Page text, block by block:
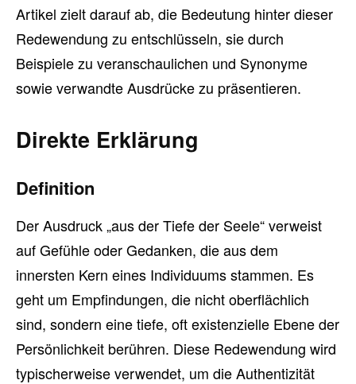
Artikel zielt darauf ab, die Bedeutung hinter dieser
Redewendung zu entschlüsseln, sie durch
Beispiele zu veranschaulichen und Synonyme
sowie verwandte Ausdrücke zu präsentieren.
Direkte Erklärung
Definition
Der Ausdruck „aus der Tiefe der Seele“ verweist
auf Gefühle oder Gedanken, die aus dem
innersten Kern eines Individuums stammen. Es
geht um Empfindungen, die nicht oberflächlich
sind, sondern eine tiefe, oft existenzielle Ebene der
Persönlichkeit berühren. Diese Redewendung wird
typischerweise verwendet, um die Authentizität